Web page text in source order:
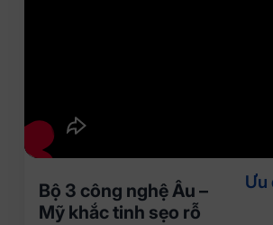
Bộ 3 công nghệ Âu –
Mỹ khắc tinh sẹo rỗ
Ưu